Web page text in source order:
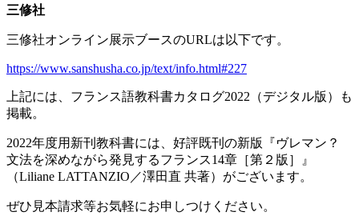
三修社
三修社オンライン展示ブースのURLは以下です。
https://www.sanshusha.co.jp/text/info.html#227
上記には、フランス語教科書カタログ2022 （デジタル版）も
掲載。
2022年度用新刊教科書には、好評既刊の新版『ヴレマン？
文法を深めながら発見するフランス14章［第２版］』
（Liliane LATTANZIO ／澤田直 共著）がございます。
ぜひ見本請求等お気軽にお申しつけください。